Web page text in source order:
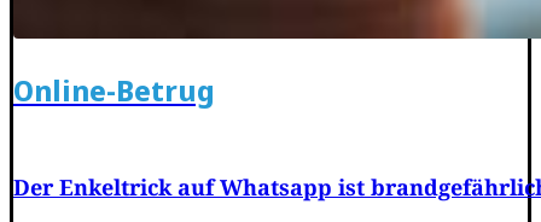
Online-Betrug
Der Enkeltrick auf Whatsapp ist